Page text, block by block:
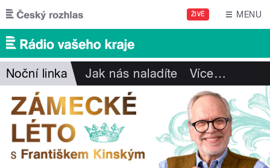
Přejít k hlavnímu obsahu
ŽIVĚ MENU
Noční linka Jak nás naladíte Více…